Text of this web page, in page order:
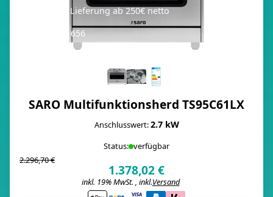
Kostenlose Lieferung ab 250€ netto
03362 7000 656
SARO Multifunktionsherd TS95C61LX
Anschlusswert:2.7 kW
Status: verfügbar
2.296,70 €
1.378,02 €
inkl. 19% MwSt. , inkl.Versand